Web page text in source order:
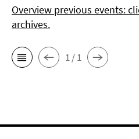
Overview previous events:
archives.
1 / 1